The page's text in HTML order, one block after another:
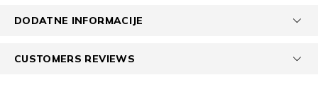
DODATNE INFORMACIJE
CUSTOMERS REVIEWS